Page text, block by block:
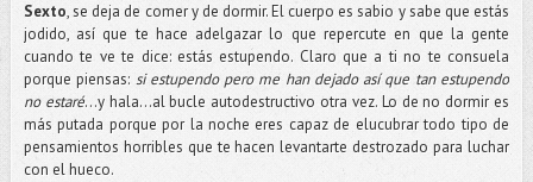
Sexto, se deja de comer y de dormir. El cuerpo es sabio y sabe que estás
jodido, así que te hace adelgazar lo que repercute en que la gente
cuando te ve te dice: estás estupendo. Claro que a ti no te consuela
porque piensas: si estupendo pero me han dejado así que tan estupendo
no estaré…y hala...al bucle autodestructivo otra vez. Lo de no dormir es
más putada porque por la noche eres capaz de elucubrar todo tipo de
pensamientos horribles que te hacen levantarte destrozado para luchar
con el hueco.